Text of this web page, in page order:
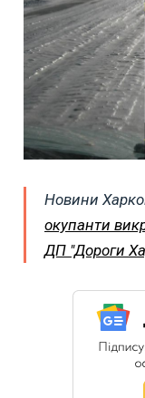
Новини
окупанти
ДП "Дороги